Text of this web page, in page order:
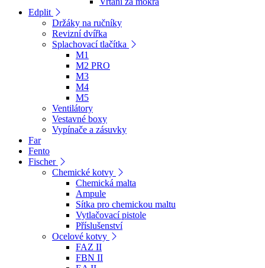
Edplit
Držáky na ručníky
Revizní dvířka
Splachovací tlačítka
M1
M2 PRO
M3
M4
M5
Ventilátory
Vestavné boxy
Vypínače a zásuvky
Far
Fento
Fischer
Chemické kotvy
Chemická malta
Ampule
Sítka pro chemickou maltu
Vytlačovací pistole
Příslušenství
Ocelové kotvy
FAZ II
FBN II